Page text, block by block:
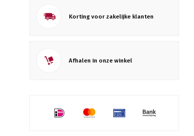
Korting voor zakelijke klanten
Afhalen in onze winkel